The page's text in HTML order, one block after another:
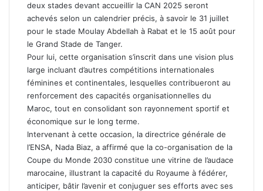
deux stades devant accueillir la CAN 2025 seront
achevés selon un calendrier précis, à savoir le 31 juillet
pour le stade Moulay Abdellah à Rabat et le 15 août pour
le Grand Stade de Tanger.
Pour lui, cette organisation s’inscrit dans une vision plus
large incluant d’autres compétitions internationales
féminines et continentales, lesquelles contribueront au
renforcement des capacités organisationnelles du
Maroc, tout en consolidant son rayonnement sportif et
économique sur le long terme.
Intervenant à cette occasion, la directrice générale de
l’ENSA, Nada Biaz, a affirmé que la co-organisation de la
Coupe du Monde 2030 constitue une vitrine de l’audace
marocaine, illustrant la capacité du Royaume à fédérer,
anticiper, bâtir l’avenir et conjuguer ses efforts avec ses